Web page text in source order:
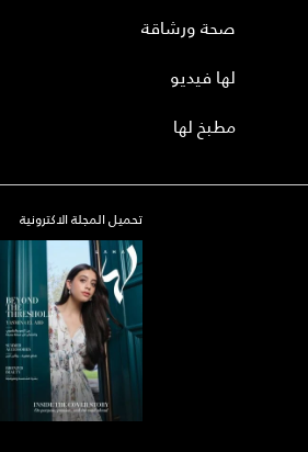
صحة ورشاقة
لها فيديو
مطبخ لها
تحميل المجلة الاكترونية